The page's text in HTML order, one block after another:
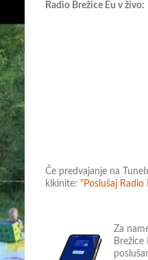
Radio Brežice Eu v živo:
Če predvajanje na
klkinite: "Poslušaj Radio
Za
Brežice